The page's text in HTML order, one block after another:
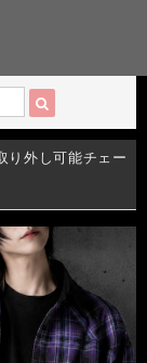
り外し可能チェー